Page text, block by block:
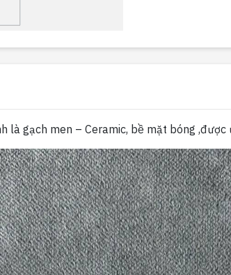
là gạch men – Ceramic, bề mặt bóng